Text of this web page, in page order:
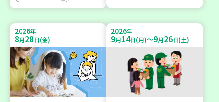
2026年
8月28日(金)
2026年
9月14日(月)～9月26日(土)